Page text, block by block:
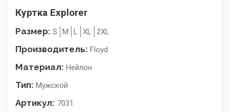
Куртка Explorer
Размер: S M L XL 2XL
Производитель: Floyd
Материал: Нейлон
Тип: Мужской
Артикул: 7031